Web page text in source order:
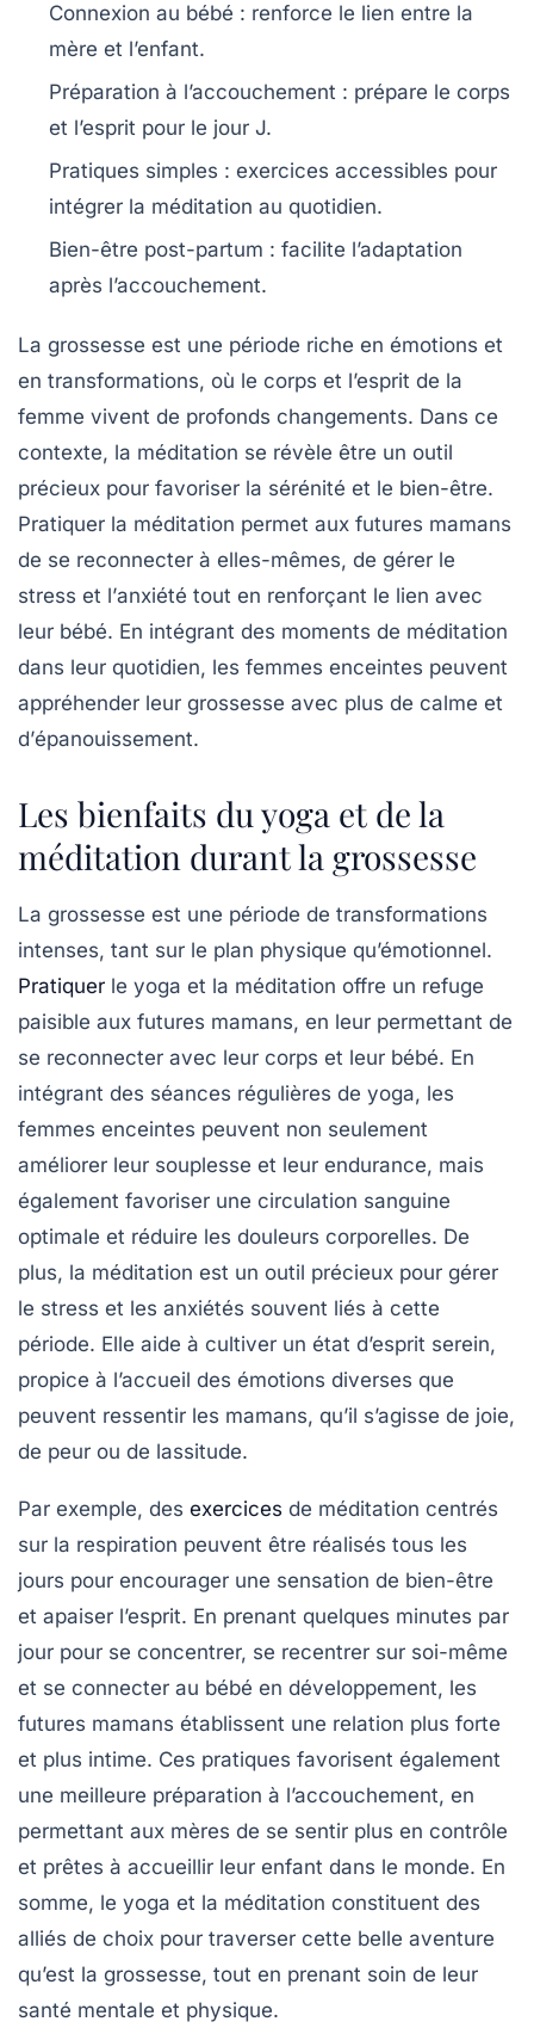
Connexion au bébé : renforce le lien entre la
mère et l’enfant.
Préparation à l’accouchement : prépare le corps
et l’esprit pour le jour J.
Pratiques simples : exercices accessibles pour
intégrer la méditation au quotidien.
Bien-être post-partum : facilite l’adaptation
après l’accouchement.
La grossesse est une période riche en émotions et
en transformations, où le corps et l’esprit de la
femme vivent de profonds changements. Dans ce
contexte, la méditation se révèle être un outil
précieux pour favoriser la sérénité et le bien-être.
Pratiquer la méditation permet aux futures mamans
de se reconnecter à elles-mêmes, de gérer le
stress et l’anxiété tout en renforçant le lien avec
leur bébé. En intégrant des moments de méditation
dans leur quotidien, les femmes enceintes peuvent
appréhender leur grossesse avec plus de calme et
d’épanouissement.
Les bienfaits du yoga et de la
méditation durant la grossesse
La grossesse est une période de transformations
intenses, tant sur le plan physique qu’émotionnel.
Pratiquer le yoga et la méditation offre un refuge
paisible aux futures mamans, en leur permettant de
se reconnecter avec leur corps et leur bébé. En
intégrant des séances régulières de yoga, les
femmes enceintes peuvent non seulement
améliorer leur souplesse et leur endurance, mais
également favoriser une circulation sanguine
optimale et réduire les douleurs corporelles. De
plus, la méditation est un outil précieux pour gérer
le stress et les anxiétés souvent liés à cette
période. Elle aide à cultiver un état d’esprit serein,
propice à l’accueil des émotions diverses que
peuvent ressentir les mamans, qu’il s’agisse de joie,
de peur ou de lassitude.
Par exemple, des exercices de méditation centrés
sur la respiration peuvent être réalisés tous les
jours pour encourager une sensation de bien-être
et apaiser l’esprit. En prenant quelques minutes par
jour pour se concentrer, se recentrer sur soi-même
et se connecter au bébé en développement, les
futures mamans établissent une relation plus forte
et plus intime. Ces pratiques favorisent également
une meilleure préparation à l’accouchement, en
permettant aux mères de se sentir plus en contrôle
et prêtes à accueillir leur enfant dans le monde. En
somme, le yoga et la méditation constituent des
alliés de choix pour traverser cette belle aventure
qu’est la grossesse, tout en prenant soin de leur
santé mentale et physique.